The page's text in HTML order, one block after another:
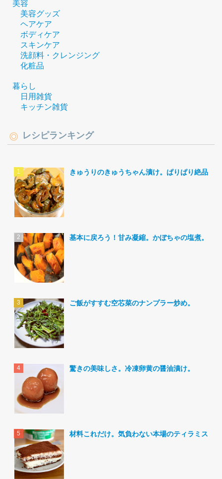
美容
美容グッズ
ヘアケア
ボディケア
スキンケア
洗顔料・クレンジング
化粧品
暮らし
日用雑貨
キッチン雑貨
レシピランキング
きゅうりのきゅうちゃん漬け。ぱりぱり絶品。
基本に戻ろう！甘み凝縮。かぼちゃの塩煮。
ご飯がすすむ空芯菜のナンプラー炒め。
驚きの美味しさ。冷凍卵黄の醤油漬け。
材料これだけ。気負わない本場のティラミス。